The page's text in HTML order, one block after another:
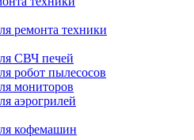
ремонта техники
СВЧ печей
робот пылесосов
мониторов
аэрогрилей
кофемашин